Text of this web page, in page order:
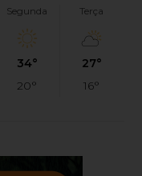
Segunda
34°
20°
Terça
27°
16°